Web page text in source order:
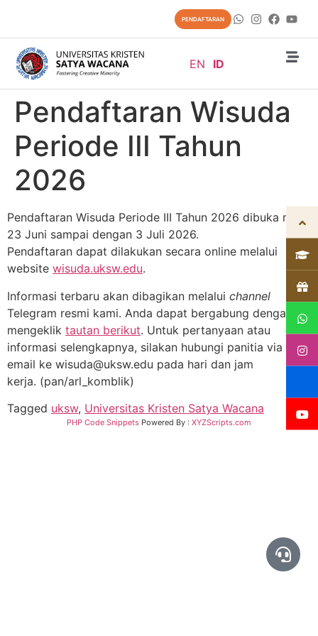
PENDAFTARAN
EN ID
Pendaftaran Wisuda
Periode III Tahun
2026
Pendaftaran Wisuda Periode III Tahun 2026 dibuka mulai
23 Juni sampai dengan 3 Juli 2026.
Pendaftaran dapat dilakukan secara online melalui
website wisuda.uksw.edu.
Informasi terbaru akan dibagikan melalui channel
Telegram resmi kami. Anda dapat bergabung dengan
mengeklik tautan berikut. Untuk pertanyaan atau
informasi selengkapnya, silakan hubungi panitia via
email ke wisuda@uksw.edu pada hari dan jam
kerja. (pan/arl_komblik)
Tagged uksw, Universitas Kristen Satya Wacana
PHP Code Snippets Powered By : XYZScripts.com